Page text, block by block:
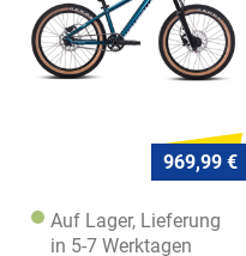
969,99 €
Auf Lager, Lieferung
in 5-7 Werktagen